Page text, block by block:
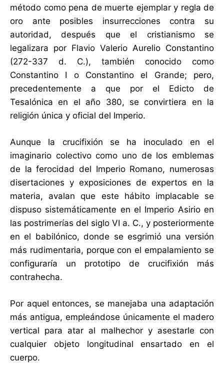
método como pena de muerte ejemplar y regla de
oro ante posibles insurrecciones contra su
autoridad, después que el cristianismo se
legalizara por Flavio Valerio Aurelio Constantino
(272-337 d. C.), también conocido como
Constantino I o Constantino el Grande; pero,
precedentemente a que por el Edicto de
Tesalónica en el año 380, se convirtiera en la
religión única y oficial del Imperio.
Aunque la crucifixión se ha inoculado en el
imaginario colectivo como uno de los emblemas
de la ferocidad del Imperio Romano, numerosas
disertaciones y exposiciones de expertos en la
materia, avalan que este hábito implacable se
dispuso sistemáticamente en el Imperio Asirio en
las postrimerías del siglo VI a. C., y posteriormente
en el babilónico, donde se esgrimió una versión
más rudimentaria, porque con el empalamiento se
configuraría un prototipo de crucifixión más
contrahecha.
Por aquel entonces, se manejaba una adaptación
más antigua, empleándose únicamente el madero
vertical para atar al malhechor y asestarle con
cualquier objeto longitudinal ensartado en el
cuerpo.